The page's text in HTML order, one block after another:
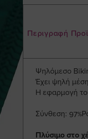
Περιγραφή
Ψηλόμεσο
Έχει ψηλή
Η εφαρμογή
Σύνθεση:
Πλύσιμο στο